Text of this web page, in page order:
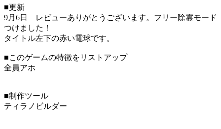
■更新
9月6日 レビューありがとうございます。フリー除霊モード
つけました！
タイトル左下の赤い電球です。
■このゲームの特徴をリストアップ
全員アホ
■制作ツール
ティラノビルダー